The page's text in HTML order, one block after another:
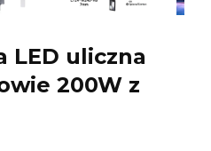
LED uliczna
200W z